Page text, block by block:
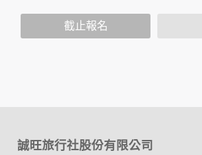
您個人在本網站上的聊天室或討論區中任
於一般瀏覽時，伺服器會自行記錄相關行
截止報名
誠旺旅行社股份有限公司